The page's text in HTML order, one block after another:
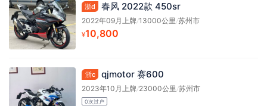
浙d 春风 2022款 450sr
2022年09月上牌/13000公里/苏州市
¥10,800
浙c qjmotor 赛600
2023年10月上牌/23000公里/苏州市
0次过户